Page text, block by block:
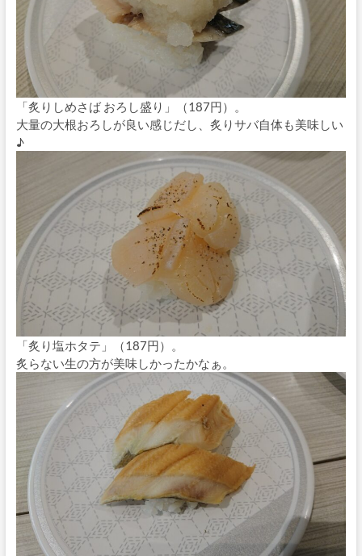
「炙りしめさば おろし盛り」（187円）。
大量の大根おろしが良い感じだし、炙りサバ自体も美味しい
♪
「炙り塩ホタテ」（187円）。
炙らない生の方が美味しかったかなぁ。